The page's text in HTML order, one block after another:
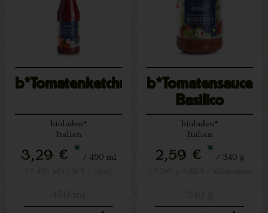
b*Tomatenketchup
bioladen*
Italien
3,29 € * / 450 ml
b*Tomatensauce
Basilico
bioladen*
Italien
2,59 € * / 340 g